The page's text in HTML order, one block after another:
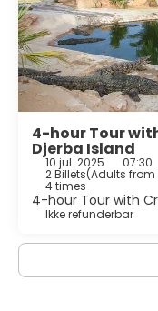
4-hour Tour
Djerba Island
10 jul. 2025 07:30
2 Billets(Adults from
4 times
4-hour Tour with
Ikke refunderbar